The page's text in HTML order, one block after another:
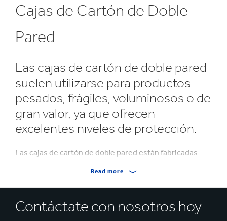
Cajas de Cartón de Doble
Pared
Las cajas de cartón de doble pared
suelen utilizarse para productos
pesados, frágiles, voluminosos o de
gran valor, ya que ofrecen
excelentes niveles de protección.
Las cajas de cartón de doble pared están fabricadas
estabilidad y los niveles de aislamiento de su empaque.
Todas nuestras cajas de cartón de doble pared están
Read more
Contáctate con nosotros hoy